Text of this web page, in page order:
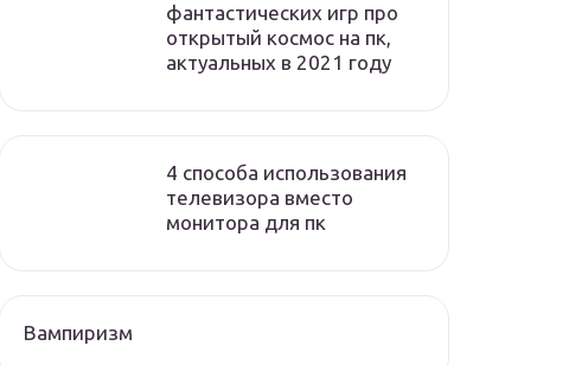
фантастических игр про
открытый космос на пк,
актуальных в 2021 году
4 способа использования
телевизора вместо
монитора для пк
Вампиризм